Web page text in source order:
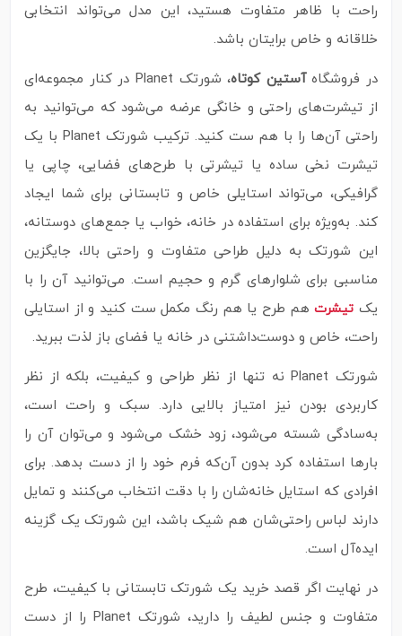
راحت با ظاهر متفاوت هستید، این مدل می‌تواند انتخابی
خلاقانه و خاص برایتان باشد.
در فروشگاهآستین کوتاه
، شورتک Planet در کنار مجموعه‌ای
از تیشرت‌های راحتی و خانگی عرضه می‌شود که می‌توانید به
راحتی آن‌ها را با هم ست کنید. ترکیب شورتک Planet با یک
تیشرت نخی ساده یا تیشرتی با طرح‌های فضایی، چاپی یا
گرافیکی، می‌تواند استایلی خاص و تابستانی برای شما ایجاد
کند. به‌ویژه برای استفاده در خانه، خواب یا جمع‌های دوستانه،
این شورتک به دلیل طراحی متفاوت و راحتی بالا، جایگزین
مناسبی برای شلوارهای گرم و حجیم است. می‌توانید آن را با
یک تیشرت‌هم‌ طرح یا هم رنگ‌ مکمل ست کنید و از استایلی
راحت، خاص و دوست‌داشتنی در خانه یا فضای باز لذت ببرید.
شورتک Planet نه تنها از نظر طراحی و کیفیت، بلکه از نظر
کاربردی بودن نیز امتیاز بالایی دارد. سبک و راحت است،
به‌سادگی شسته می‌شود، زود خشک می‌شود و می‌توان آن را
بارها استفاده کرد بدون آن‌که فرم خود را از دست بدهد. برای
افرادی که استایل خانه‌شان را با دقت انتخاب می‌کنند و تمایل
دارند لباس راحتی‌شان هم شیک باشد، این شورتک یک گزینه
ایده‌آل است.
در نهایت اگر قصد خرید یک شورتک تابستانی با کیفیت، طرح
متفاوت و جنس لطیف را دارید، شورتک Planet را از دست